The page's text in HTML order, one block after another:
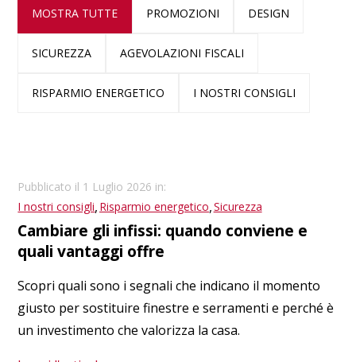
MOSTRA TUTTE PROMOZIONI DESIGN
SICUREZZA AGEVOLAZIONI FISCALI
RISPARMIO ENERGETICO I NOSTRI CONSIGLI
Pubblicato il 1 Luglio 2026 in:
I nostri consigli, Risparmio energetico,Sicurezza
Cambiare gli infissi: quando conviene e
quali vantaggi offre
Scopri quali sono i segnali che indicano il momento
giusto per sostituire finestre e serramenti e perché è
un investimento che valorizza la casa.